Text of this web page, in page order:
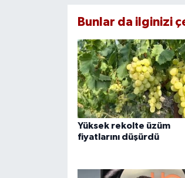
Bunlar da ilginizi
Yüksek rekolte üzüm
fiyatlarını düşürdü